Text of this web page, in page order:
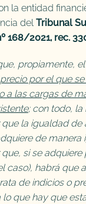
la entidad
del Tribunal
168/2021, rec.
propiamente, el
por el que
a las cargas de
; con todo, la
la igualdad de
de manera
si se adquiere
caso), habrá que
de indicios o
que hay que